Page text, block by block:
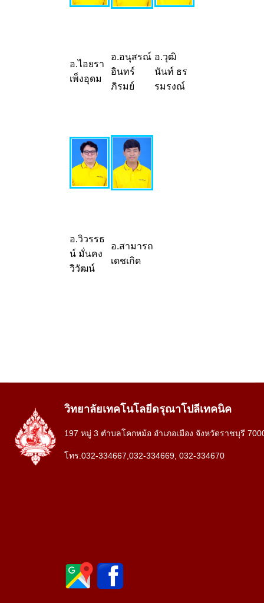
อ.ไอยรา
เพ็งอุดม
อ.อนุสรณ์
อินทร์
ภิรมย์
อ.วุฒิ
นันท์ ธร
รมรงณ์
อ.วิวรรธ
น์ มั่นคง
วิวัฒน์
อ.สามารถ
เดชเกิด
วิทยาลัยเทคโนโลยีดรุณาโปลีเทคนิค
197 หมู่ 3 ตำบลโคกหม้อ อำเภอเมือง จังหวัดราชบุรี
โทร.032-334667,032-334669, 032-334670